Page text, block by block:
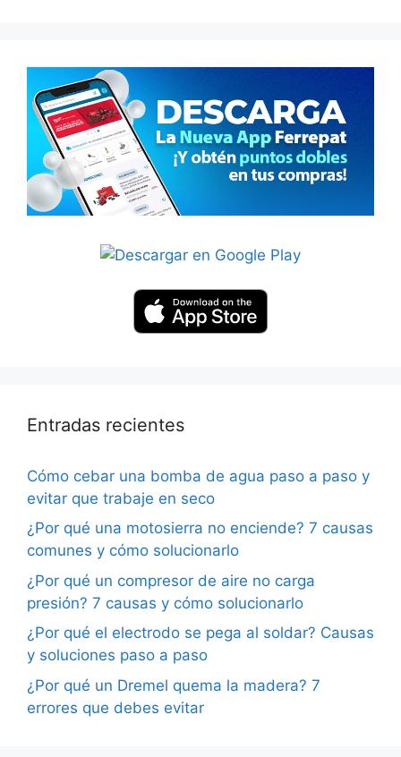
Entradas recientes
Cómo cebar una bomba de agua paso a paso y
evitar que trabaje en seco
¿Por qué una motosierra no enciende? 7 causas
comunes y cómo solucionarlo
¿Por qué un compresor de aire no carga
presión? 7 causas y cómo solucionarlo
¿Por qué el electrodo se pega al soldar? Causas
y soluciones paso a paso
¿Por qué un Dremel quema la madera? 7
errores que debes evitar